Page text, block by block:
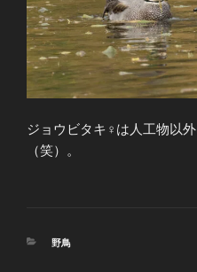
ジョウビタキ♀は人工物以
（笑）。
カ
野鳥